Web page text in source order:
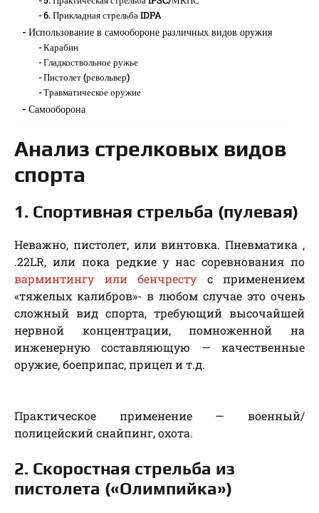
6. Прикладная стрельба IDPA
Использование в самообороне различных видов оружия
Карабин
Гладкоствольное ружье
Пистолет (револьвер)
Травматическое оружие
Самооборона
Анализ стрелковых видов
спорта
1. Спортивная стрельба (пулевая)
Неважно, пистолет, или винтовка. Пневматика ,
.22LR, или пока редкие у нас соревнования по
варминтингу или бенчресту с применением
«тяжелых калибров»- в любом случае это очень
сложный вид спорта, требующий высочайшей
нервной концентрации, помноженной на
инженерную составляющую — качественные
оружие, боеприпас, прицел и т.д.
Практическое применение — военный/
полицейский снайпинг, охота.
2. Скоростная стрельба из
пистолета («Олимпийка»)